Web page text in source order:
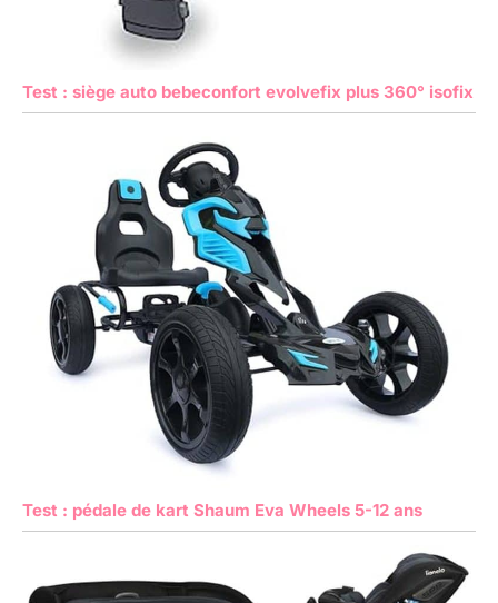
Test : siège auto bebeconfort evolvefix plus 360° isofix
Test : pédale de kart Shaum Eva Wheels 5-12 ans